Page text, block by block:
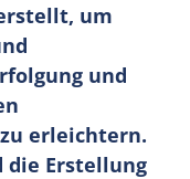
um
und
erleichtern.
die Erstellung